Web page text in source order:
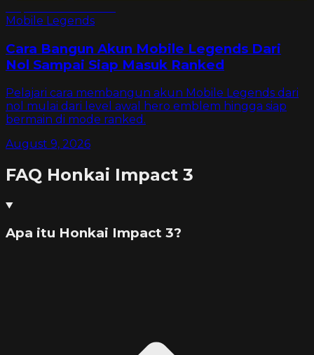
Mobile Legends
Cara Bangun Akun Mobile Legends Dari
Nol Sampai Siap Masuk Ranked
Pelajari cara membangun akun Mobile Legends dari
nol mulai dari level awal hero emblem hingga siap
bermain di mode ranked.
August 9, 2026
FAQ Honkai Impact 3
Apa itu Honkai Impact 3?